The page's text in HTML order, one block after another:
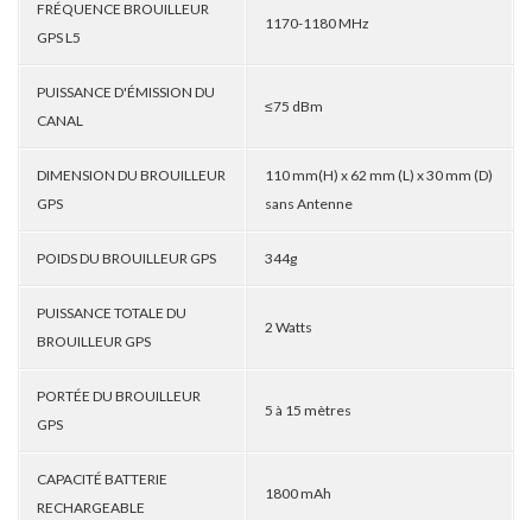
FRÉQUENCE BROUILLEUR
GPS L5
1170-1180 MHz
PUISSANCE D'ÉMISSION DU
CANAL
≤75 dBm
DIMENSION DU BROUILLEUR
GPS
110 mm(H) x 62 mm (L) x 30 mm (D)
sans Antenne
POIDS DU BROUILLEUR GPS 344g
PUISSANCE TOTALE DU
BROUILLEUR GPS
2 Watts
PORTÉE DU BROUILLEUR
GPS
5 à 15 mètres
CAPACITÉ BATTERIE
RECHARGEABLE
1800 mAh